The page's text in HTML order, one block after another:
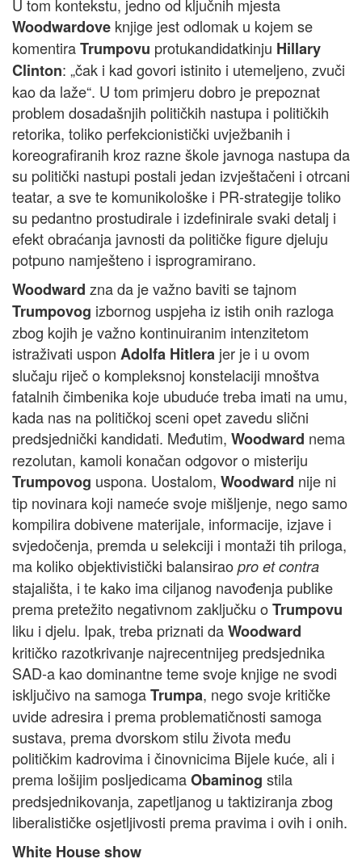
U tom kontekstu, jedno od ključnih mjesta
Woodwardove knjige jest odlomak u kojem se
komentiraTrumpovu protukandidatkinju Hillary
Clinton: „čak i kad govori istinito i utemeljeno, zvuči
kao da laže“. U tom primjeru dobro je prepoznat
problem dosadašnjih političkih nastupa i političkih
retorika, toliko perfekcionistički uvježbanih i
koreografiranih kroz razne škole javnoga nastupa da
su politički nastupi postali jedan izvještačeni i otrcani
teatar, a sve te komunikološke i PR-strategije toliko
su pedantno prostudirale i izdefinirale svaki detalj i
efekt obraćanja javnosti da političke figure djeluju
potpuno namješteno i isprogramirano.
Woodward zna da je važno baviti se tajnom
Trumpovog izbornog uspjeha iz istih onih razloga
zbog kojih je važno kontinuiranim intenzitetom
istraživati uspon Adolfa Hitlera jer je i u ovom
slučaju riječ o kompleksnoj konstelaciji mnoštva
fatalnih čimbenika koje ubuduće treba imati na umu,
kada nas na političkoj sceni opet zavedu slični
predsjednički kandidati. Međutim, Woodward nema
rezolutan, kamoli konačan odgovor o misteriju
Trumpovog uspona. Uostalom, Woodward nije ni
tip novinara koji nameće svoje mišljenje, nego samo
kompilira dobivene materijale, informacije, izjave i
svjedočenja, premda u selekciji i montaži tih priloga,
ma koliko objektivistički balansirao pro et contra
stajališta, i te kako ima ciljanog navođenja publike
prema pretežito negativnom zaključku oTrumpovu
liku i djelu. Ipak, treba priznati daWoodward
kritičko razotkrivanje najrecentnijeg predsjednika
SAD-a kao dominantne teme svoje knjige ne svodi
isključivo na samogaTrumpa, nego svoje kritičke
uvide adresira i prema problematičnosti samoga
sustava, prema dvorskom stilu života među
političkim kadrovima i činovnicima Bijele kuće, ali i
prema lošijim posljedicamaObaminog stila
predsjednikovanja, zapetljanog u taktiziranja zbog
liberalističke osjetljivosti prema pravima i ovih i onih.
White House show